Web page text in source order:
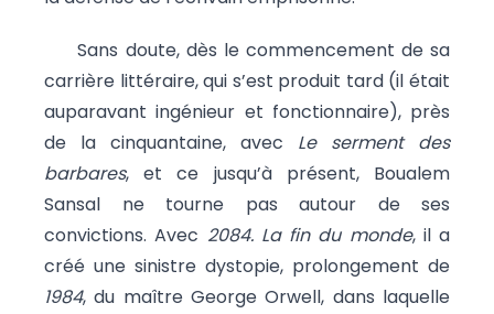
Sans doute, dès le commencement de sa
carrière littéraire, qui s’est produit tard (il était
auparavant ingénieur et fonctionnaire), près
de la cinquantaine, avec Le serment des
barbares, et ce jusqu’à présent, Boualem
Sansal ne tourne pas autour de ses
convictions. Avec 2084. La fin du monde, il a
créé une sinistre dystopie, prolongement de
1984, du maître George Orwell, dans laquelle